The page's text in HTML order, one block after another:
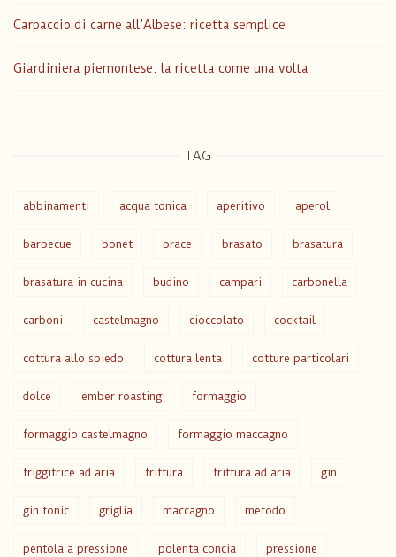
Carpaccio di carne all’Albese: ricetta semplice
Giardiniera piemontese: la ricetta come una volta
TAG
abbinamenti acqua tonica aperitivo aperol
barbecue bonet brace brasato brasatura
brasatura in cucina budino campari carbonella
carboni castelmagno cioccolato cocktail
cottura allo spiedo cottura lenta cotture particolari
dolce ember roasting formaggio
formaggio castelmagno formaggio maccagno
friggitrice ad aria frittura frittura ad aria gin
gin tonic griglia maccagno metodo
pentola a pressione polenta concia pressione